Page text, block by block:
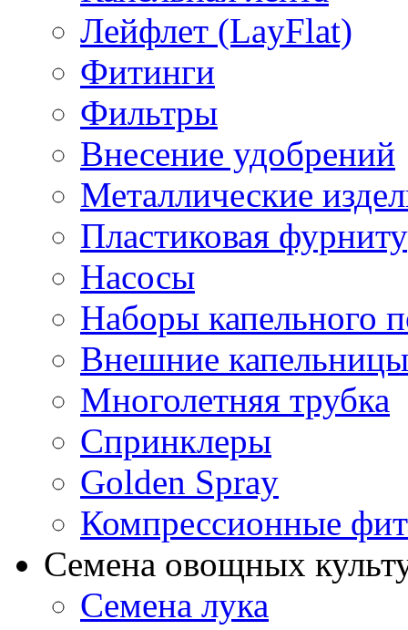
Лейфлет (LayFlat)
Фитинги
Фильтры
Внесение удобрений
Металлические
Пластиковая
Насосы
Наборы капельного
Внешние капельницы
Многолетняя трубка
Спринклеры
Golden Spray
Компрессионные
Семена овощных
Семена лука